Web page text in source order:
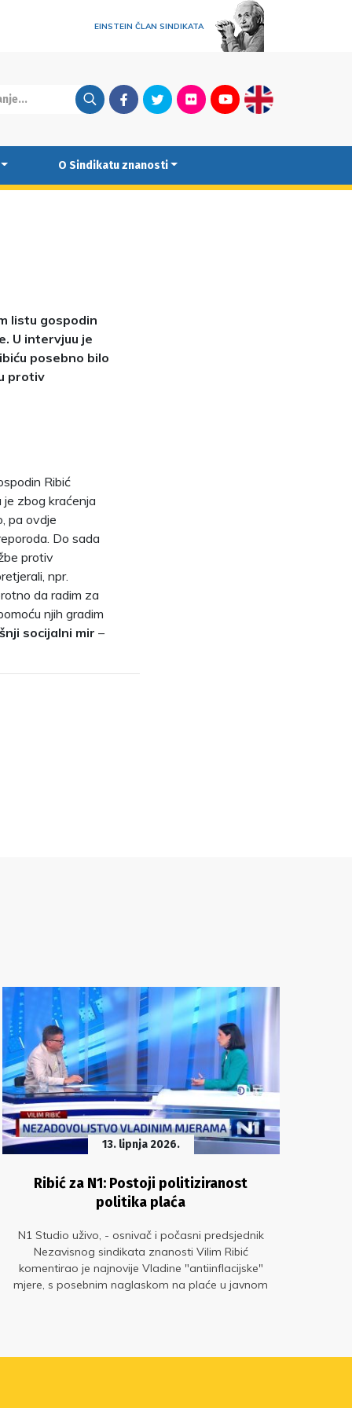
EINSTEIN ČLAN SINDIKATA
FacebookTwitterFlickrYoutubeEnglish
O Sindikatu znanosti
listu gospodin
U intervjuu je
posebno bilo
protiv
Ribić
zbog kraćenja
pa ovdje
Do sada
protiv
npr.
da radim za
njih gradim
socijalni mir –
13. lipnja 2026.
Ribić za N1: Postoji politiziranost
politika plaća
N1 Studio uživo, - osnivač i počasni predsjednik
Nezavisnog sindikata znanosti Vilim Ribić
komentirao je najnovije Vladine "antiinflacijske"
mjere, s posebnim naglaskom na plaće u javnom